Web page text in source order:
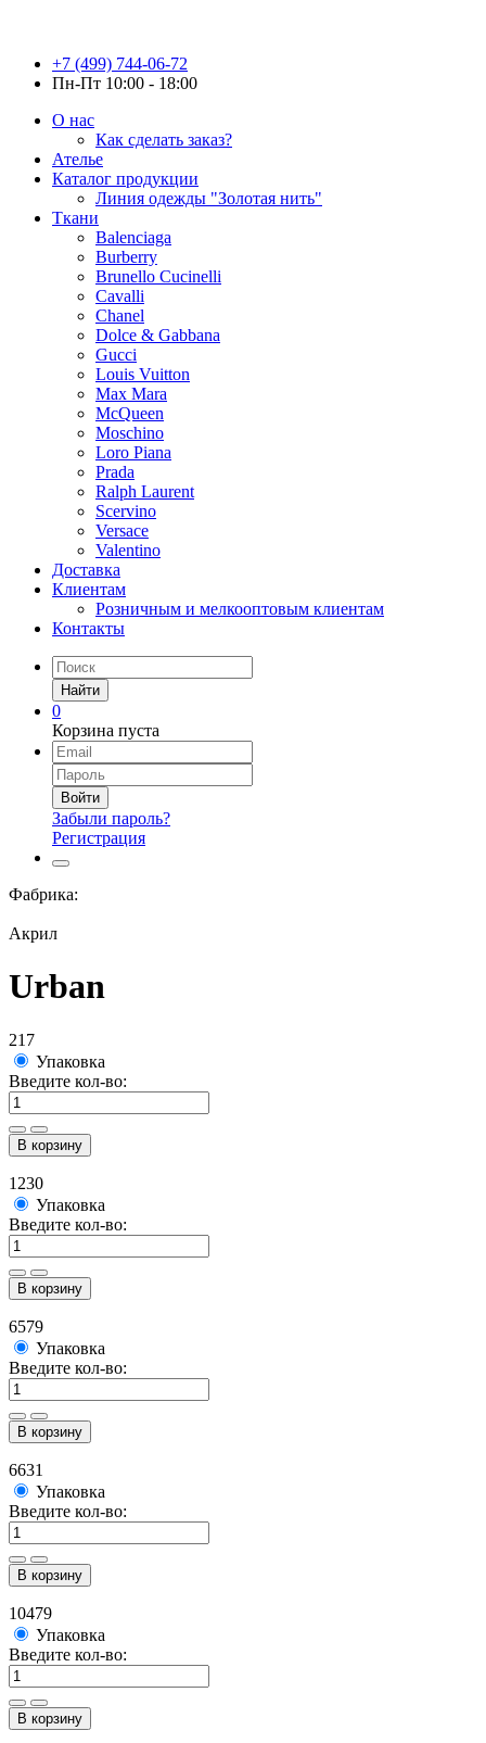
+7 (499) 744-06-72
Пн-Пт 10:00 - 18:00
О нас
Как сделать заказ?
Ателье
Каталог продукции
Линия одежды "Золотая нить"
Ткани
Balenciaga
Burberry
Brunello Cucinelli
Cavalli
Chanel
Dolce & Gabbana
Gucci
Louis Vuitton
Max Mara
McQueen
Moschino
Loro Piana
Prada
Ralph Laurent
Scervino
Versace
Valentino
Доставка
Клиентам
Розничным и мелкооптовым клиентам
Контакты
Найти
0
Корзина пуста
Войти
Забыли пароль?
Регистрация
Фабрика:
Акрил
Urban
217
Упаковка
Введите кол-во:
В корзину
1230
Упаковка
Введите кол-во:
В корзину
6579
Упаковка
Введите кол-во:
В корзину
6631
Упаковка
Введите кол-во:
В корзину
10479
Упаковка
Введите кол-во:
В корзину